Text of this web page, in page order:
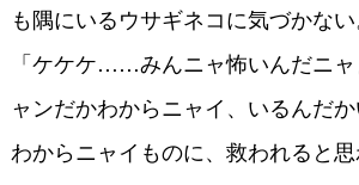
も隅にいるウサギネコに気づかない
「ケケケ……みんニャ怖いんだニ
ャンだかわからニャイ、いるんだ
わからニャイものに、救われると